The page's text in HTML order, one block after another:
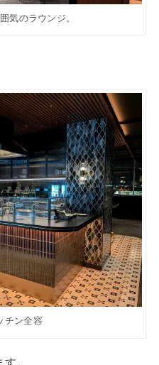
気のラウンジ。
チン全容